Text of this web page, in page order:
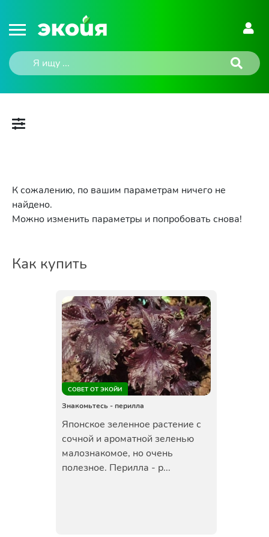
К сожалению, по вашим параметрам ничего не
найдено.
Можно изменить параметры и попробовать снова!
Как купить
СОВЕТ ОТ ЭКОЙИ
Знакомьтесь - перилла
Японское зеленное растение с
сочной и ароматной зеленью
малознакомое, но очень
полезное. Перилла - р...